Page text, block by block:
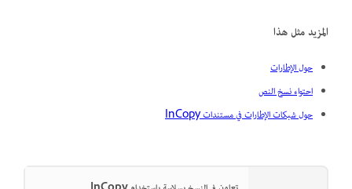
المزيد مثل هذا
حول الإطارات
احتواء نسخ النص
حول شبكات الإطارات في مستندات InCopy